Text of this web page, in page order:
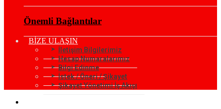
Önemli Bağlantılar
BİZE ULAŞIN
İletişim Bilgilerimiz
Hesap Numaralarımız
Bilgi Edinme
İstek / Öneri / Şikayet
Şikayet Yönetimi İş Akışı